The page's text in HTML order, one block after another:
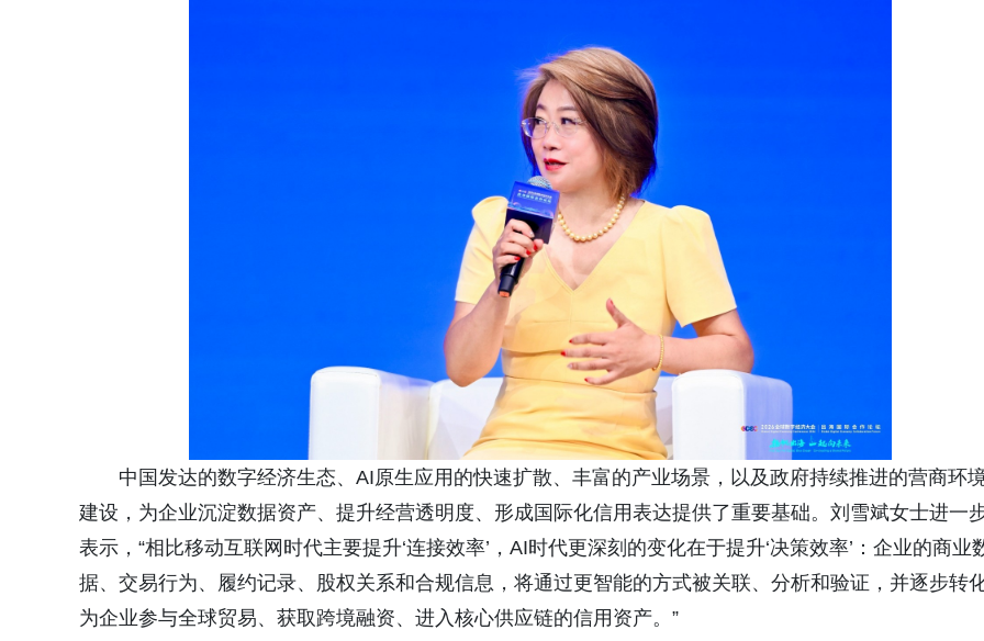
中国发达的数字经济生态、AI原生应用的快速扩散、丰富的产业场景，以及政府持续推进的营商环
建设，为企业沉淀数据资产、提升经营透明度、形成国际化信用表达提供了重要基础。刘雪斌女士进一
表示，“相比移动互联网时代主要提升‘连接效率’，AI时代更深刻的变化在于提升‘决策效率’：企业的商业
据、交易行为、履约记录、股权关系和合规信息，将通过更智能的方式被关联、分析和验证，并逐步转
为企业参与全球贸易、获取跨境融资、进入核心供应链的信用资产。”